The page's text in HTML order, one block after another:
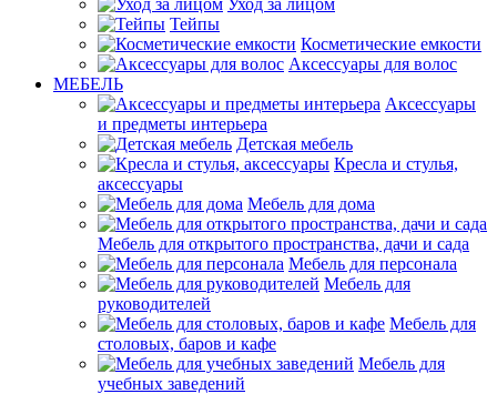
Уход за лицом
Тейпы
Косметические емкости
Аксессуары для волос
МЕБЕЛЬ
Аксессуары
и предметы интерьера
Детская мебель
Кресла и стулья,
аксессуары
Мебель для дома
Мебель для открытого пространства, дачи и сада
Мебель для персонала
Мебель для
руководителей
Мебель для
столовых, баров и кафе
Мебель для
учебных заведений